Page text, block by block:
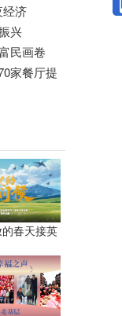
经济
兴
民画卷
家餐厅提
春天接英